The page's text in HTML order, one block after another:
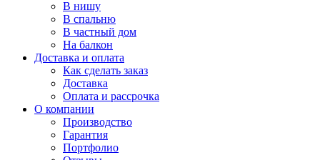
В нишу
В спальню
В частный дом
На балкон
Доставка и оплата
Как сделать заказ
Доставка
Оплата и рассрочка
О компании
Производство
Гарантия
Портфолио